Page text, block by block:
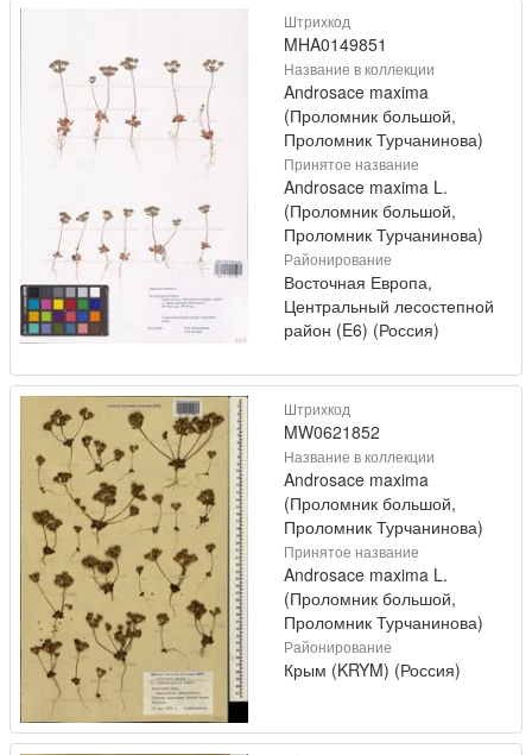
Штрихкод
MHA0149851
Название в коллекции
Androsace maxima
(Проломник большой,
Проломник Турчанинова)
Принятое название
Androsace maxima L.
(Проломник большой,
Проломник Турчанинова)
Районирование
Восточная Европа,
Центральный лесостепной
район (E6) (Россия)
Штрихкод
MW0621852
Название в коллекции
Androsace maxima
(Проломник большой,
Проломник Турчанинова)
Принятое название
Androsace maxima L.
(Проломник большой,
Проломник Турчанинова)
Районирование
Крым (KRYM) (Россия)